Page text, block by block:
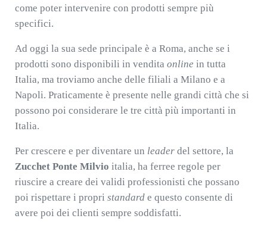
come poter intervenire con prodotti sempre più
specifici.
Ad oggi la sua sede principale è a Roma, anche se i
prodotti sono disponibili in vendita online in tutta
Italia, ma troviamo anche delle filiali a Milano e a
Napoli. Praticamente è presente nelle grandi città che si
possono poi considerare le tre città più importanti in
Italia.
Per crescere e per diventare un leaderdel settore, la
Zucchet Ponte Milvio italia, ha ferree regole per
riuscire a creare dei validi professionisti che possano
poi rispettare i propri standarde questo consente di
avere poi dei clienti sempre soddisfatti.